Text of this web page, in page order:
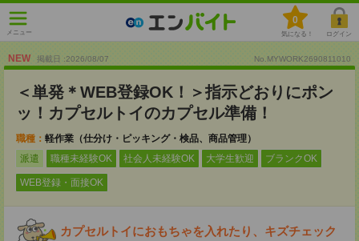
メニュー
0
気になる！ ログイン
NEW 掲載日 :2026/08/07 No.MYWORK2690811010
＜単発＊WEB登録OK！＞指示どおりにポン
ッ！カプセルトイのカプセル準備！
職種： 軽作業（仕分け・ピッキング・検品、商品管理）
派遣
職種未経験OK 社会人未経験OK 大学生歓迎 ブランクOK
WEB登録・面接OK
カプセルトイにおもちゃを入れたり、キズチェック